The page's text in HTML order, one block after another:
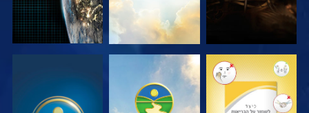
צפה צפה צפה